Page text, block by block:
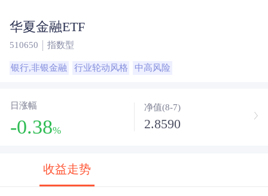
华夏金融ETF
510650 指数型
银行,非银金融 行业轮动风格 中高风险
日涨幅
-0.38%
净值(8-7)
2.8590
收益走势